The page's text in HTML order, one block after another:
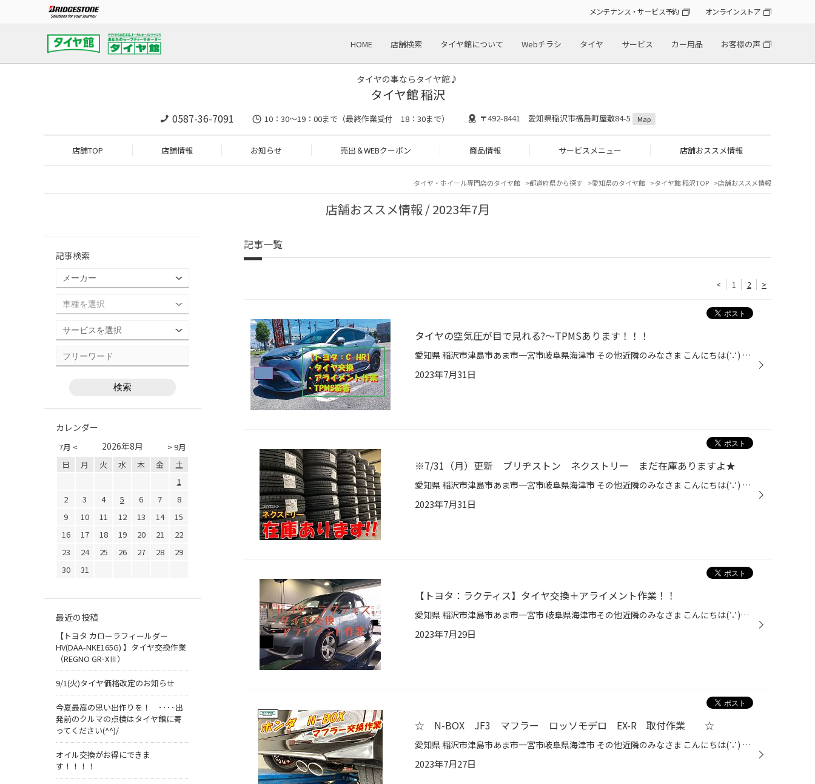
メンテナンス・サービス予約 オンラインストア
HOME 店舗検索 タイヤ館について Webチラシ タイヤ サービス カー用品 お客様の声
タイヤの事ならタイヤ館♪
タイヤ館 稲沢
0587-36-7091 10：30～19：00まで（最終作業受付 18：30まで） 〒492-8441 愛知県稲沢市福島町屋敷84-5 Map
店舗TOP 店舗情報 お知らせ 売出＆WEBクーポン 商品情報 サービスメニュー 店舗おススメ情報
タイヤ・ホイール専門店のタイヤ館 都道府県から探す 愛知県のタイヤ館 タイヤ館 稲沢TOP 店舗おススメ情報
店舗おススメ情報 / 2023年7月
記事一覧
< 1 2 >
タイヤの空気圧が目で見れる?～TPMSあります！！！
愛知県 稲沢市津島市あま市一宮市岐阜県海津市 その他近隣のみなさま こんにちは(∵) 愛知県稲沢市福島町西尾張中央道沿い エンジン オイル交換 も出来る お店 【タイヤ館 稲沢】です。 パンク 補償 サービス も始まりました。 【祝】スマホ決済が導入！ d払い、ペイペイ、Rペイがご利用いただけます...
2023年7月31日
※7/31（月）更新 ブリヂストン ネクストリー まだ在庫ありますよ★
愛知県 稲沢市津島市あま市一宮市岐阜県海津市 その他近隣のみなさま こんにちは(∵) 愛知県稲沢市福島町西尾張中央道沿い エンジン オイル交換 も出来る お店 【タイヤ館 稲沢】です。 パンク 補償 サービス も始まりました。 【祝】スマホ決済が導入！ d払い、ペイペイ、Rペイがご利用いただけます...
2023年7月31日
【トヨタ：ラクティス】タイヤ交換＋アライメント作業！！
愛知県 稲沢市津島市あま市一宮市 岐阜県海津市その他近隣のみなさま こんにちは(∵)愛知県稲沢市福島町 西尾張中央道沿い エンジン オイル交換 も出来る お店 【タイヤ館 稲沢】です。 パンク 補償 サービス も始まりました。 【祝】スマホ決済が導入！ d払い、ペイペイ、Rペイがご利用いただけます...
2023年7月29日
☆ N-BOX JF3 マフラー ロッソモデロ EX-R 取付作業 ☆
愛知県 稲沢市津島市あま市一宮市岐阜県海津市 その他近隣のみなさま こんにちは(∵) 愛知県稲沢市福島町西尾張中央道沿い エンジン オイル交換 も出来る お店 【タイヤ館 稲沢】です。 パンク 補償 サービス も始まりました。 【祝】スマホ決済が導入！ d払い、ペイペイ、Rペイがご利用いただけます...
2023年7月27日
記事検索
カレンダー
7月 < > 9月
2026年8月
日 月 火 水 木 金
土
1
2
3 4 5 6 7
8
9
10 11 12 13 14
15
16
17 18 19 20 21
22
23
24 25 26 27 28
29
30
31
最近の投稿
【トヨタ カローラフィールダー
HV(DAA-NKE165G) 】タイヤ交換作業
（REGNO GR-XⅢ）
9/1(火)タイヤ価格改定のお知らせ
今夏最高の思い出作りを！ ････出
発前のクルマの点検はタイヤ館に寄
ってください(^^)/
オイル交換がお得にできま
す！！！！